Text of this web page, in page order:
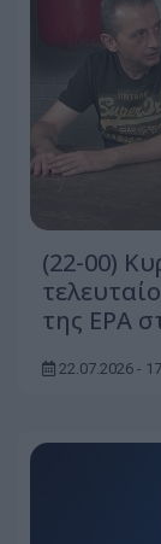
(22-00)
της ΕΡΑ
22.07.2026 -